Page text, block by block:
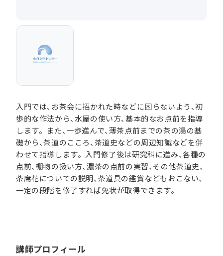
入門では、お茶会に招かれた時などに困らないよう、初
歩的な作法から、水屋の使い方、基本的なお点前を指導
します。また、一歩進んで、薄茶点前までの茶の湯の基
礎から、茶道のこころ、茶道史などの周辺知識などを併
わせて指導します。入門修了後は研究科に進み、各種の
点前、棚物の扱い方、濃茶の点前の実習、その他茶道史、
茶席花についての説明、茶道具の鑑賞などもおこない、
一定の段階を修了すれば免状が取得できます。
講師プロフィール